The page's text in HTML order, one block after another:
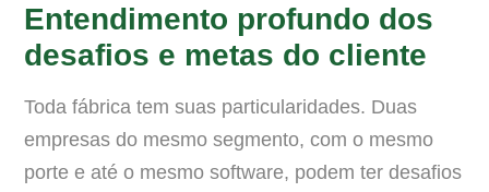
Entendimento profundo dos
desafios e metas do cliente
Toda fábrica tem suas particularidades. Duas
empresas do mesmo segmento, com o mesmo
porte e até o mesmo software, podem ter desafios